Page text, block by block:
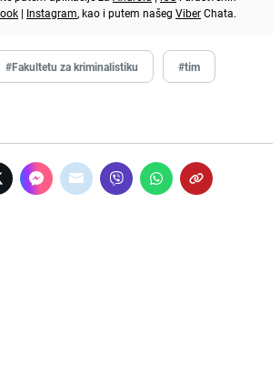
| Instagram, kao i putem našeg ViberChata.
#Fakultetu za kriminalistiku #tim